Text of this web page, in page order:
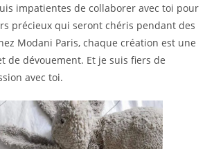
impatientes de collaborer avec toi pour
précieux qui seront chéris pendant des
Modani Paris, chaque création est une
de dévouement. Et je suis fiers de
avec toi.